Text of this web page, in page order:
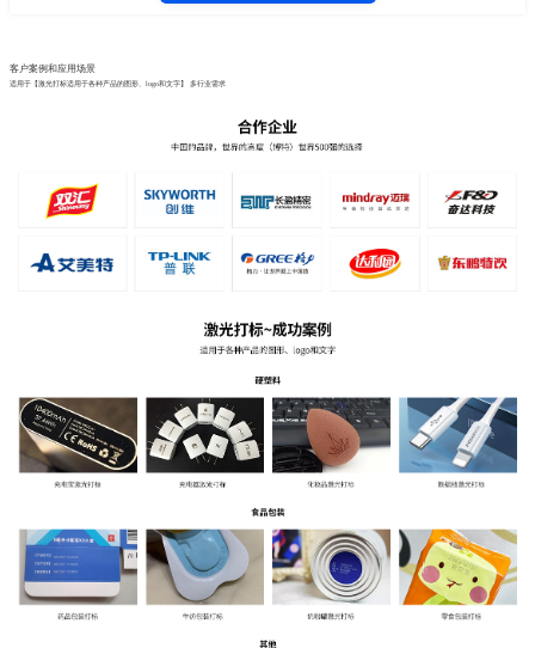
客户案例和应用场景
适用于【激光打标适用于各种产品的图形、logo和文字】 多行业需求